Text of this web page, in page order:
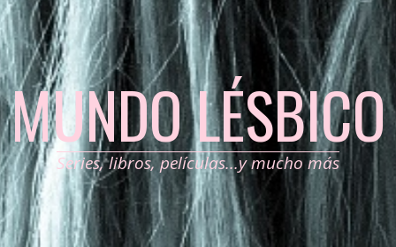
MUNDO LÉSBICO
Series, libros, películas...y mucho más